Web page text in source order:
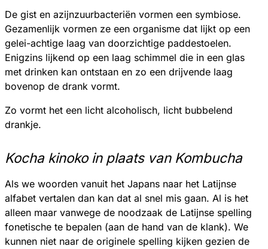
De gist en azijnzuurbacteriën vormen een symbiose.
Gezamenlijk vormen ze een organisme dat lijkt op een
gelei-achtige laag van doorzichtige paddestoelen.
Enigzins lijkend op een laag schimmel die in een glas
met drinken kan ontstaan en zo een drijvende laag
bovenop de drank vormt.
Zo vormt het een licht alcoholisch, licht bubbelend
drankje.
Kocha kinoko in plaats van Kombucha
Als we woorden vanuit het Japans naar het Latijnse
alfabet vertalen dan kan dat al snel mis gaan. Al is het
alleen maar vanwege de noodzaak de Latijnse spelling
fonetische te bepalen (aan de hand van de klank). We
kunnen niet naar de originele spelling kijken gezien de